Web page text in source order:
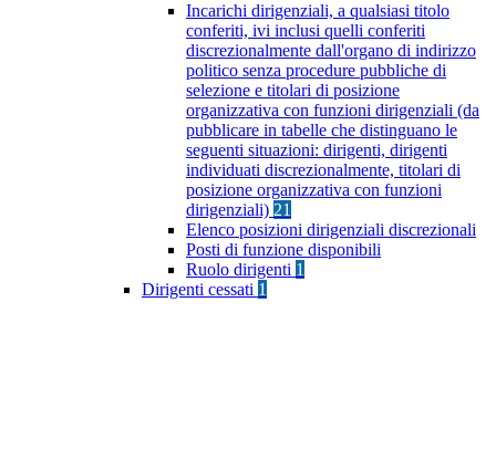
Incarichi dirigenziali, a qualsiasi titolo
conferiti, ivi inclusi quelli conferiti
discrezionalmente dall'organo di indirizzo
politico senza procedure pubbliche di
selezione e titolari di posizione
organizzativa con funzioni dirigenziali (da
pubblicare in tabelle che distinguano le
seguenti situazioni: dirigenti, dirigenti
individuati discrezionalmente, titolari di
posizione organizzativa con funzioni
dirigenziali) 21
Elenco posizioni dirigenziali discrezionali
Posti di funzione disponibili
Ruolo dirigenti 1
Dirigenti cessati 1